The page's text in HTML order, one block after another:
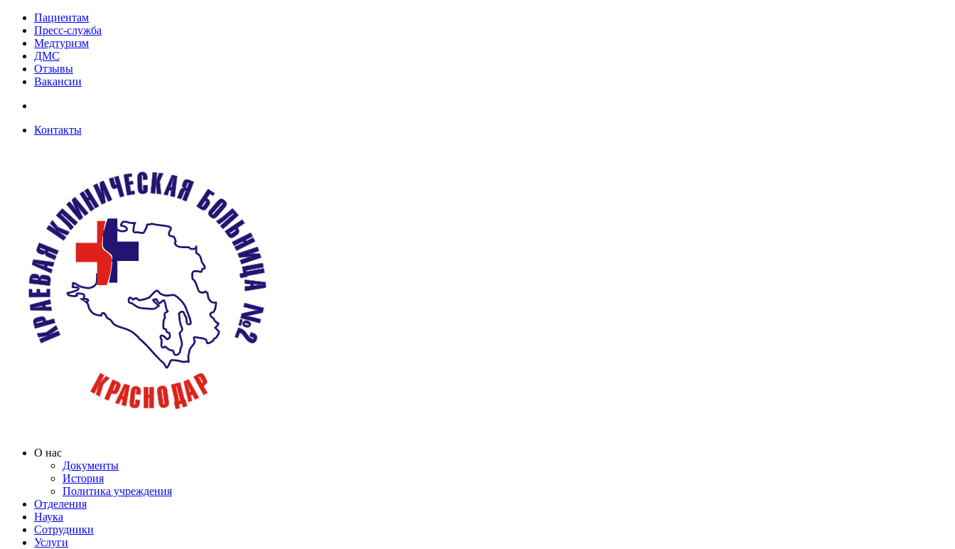
Пациентам
Пресс-служба
Медтуризм
ДМС
Отзывы
Вакансии
Контакты
О нас
Документы
История
Политика учреждения
Отделения
Наука
Сотрудники
Услуги